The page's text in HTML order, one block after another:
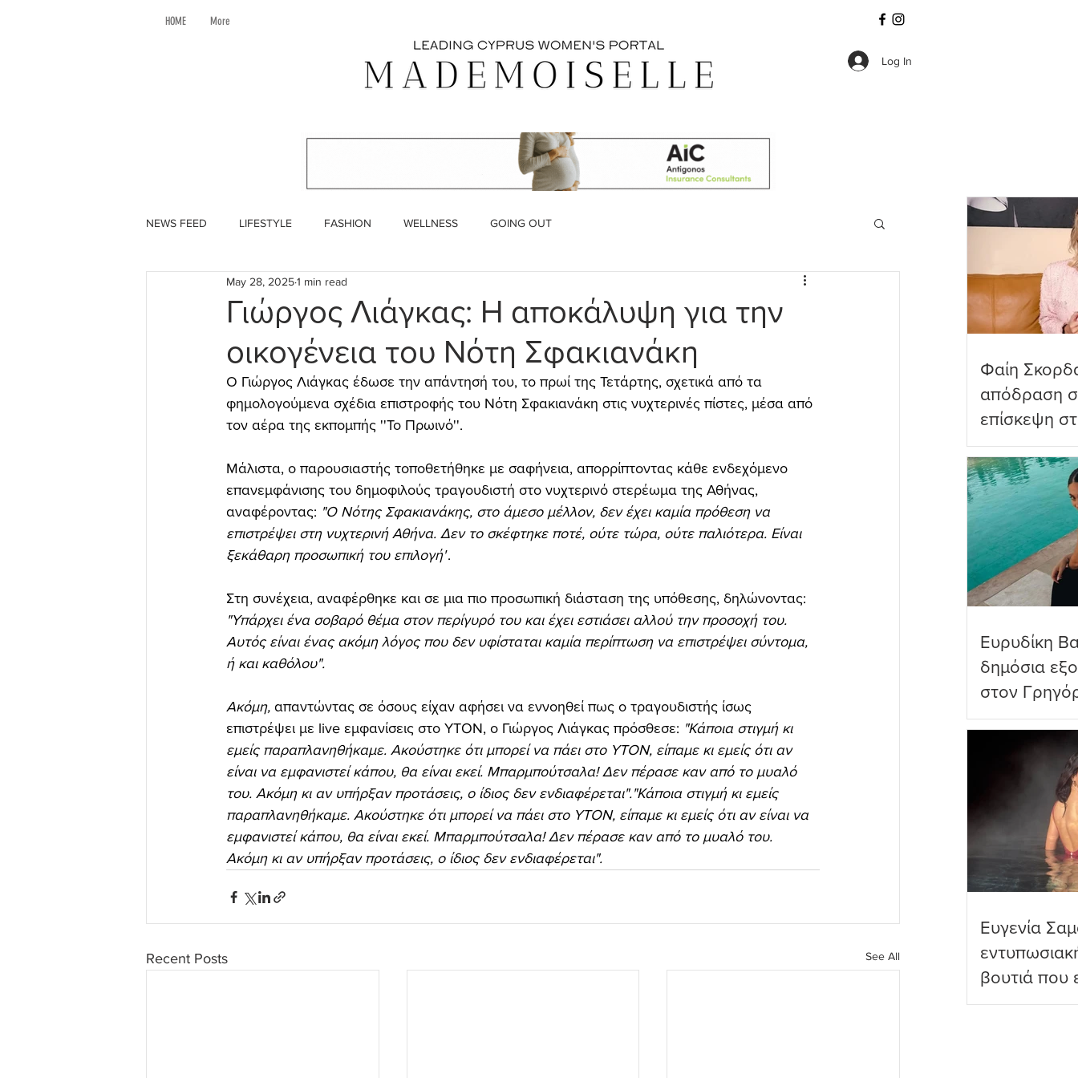
HOME More
Log In
NEWS FEED LIFESTYLE FASHION WELLNESS GOING OUT
Γιώργος Λιάγκας: Η αποκάλυψη για την
οικογένεια του Νότη Σφακιανάκη
May 28, 20251 min read
Ο Γιώργος Λιάγκας έδωσε την απάντησή του, το πρωί της Τετάρτης, σχετικά από τα
φημολογούμενα σχέδια επιστροφής του Νότη Σφακιανάκη στις νυχτερινές πίστες, μέσα από
τον αέρα της εκπομπής ''Το Πρωινό''.
Μάλιστα, ο παρουσιαστής τοποθετήθηκε με σαφήνεια, απορρίπτοντας κάθε ενδεχόμενο
επανεμφάνισης του δημοφιλούς τραγουδιστή στο νυχτερινό στερέωμα της Αθήνας,
αναφέροντας: "Ο Νότης Σφακιανάκης, στο άμεσο μέλλον, δεν έχει καμία πρόθεση να
επιστρέψει στη νυχτερινή Αθήνα. Δεν το σκέφτηκε ποτέ, ούτε τώρα, ούτε παλιότερα. Είναι
ξεκάθαρη προσωπική του επιλογή".
Στη συνέχεια, αναφέρθηκε και σε μια πιο προσωπική διάσταση της υπόθεσης, δηλώνοντας:
"Υπάρχει ένα σοβαρό θέμα στον περίγυρό του και έχει εστιάσει αλλού την προσοχή του.
Αυτός είναι ένας ακόμη λόγος που δεν υφίσταται καμία περίπτωση να επιστρέψει σύντομα,
ή και καθόλου".
Ακόμη, απαντώντας σε όσους είχαν αφήσει να εννοηθεί πως ο τραγουδιστής ίσως
επιστρέψει με live εμφανίσεις στο YTON, ο Γιώργος Λιάγκας πρόσθεσε: "Κάποια στιγμή κι
εμείς παραπλανηθήκαμε. Ακούστηκε ότι μπορεί να πάει στο YTON, είπαμε κι εμείς ότι αν
είναι να εμφανιστεί κάπου, θα είναι εκεί. Μπαρμπούτσαλα! Δεν πέρασε καν από το μυαλό
του. Ακόμη κι αν υπήρξαν προτάσεις, ο ίδιος δεν ενδιαφέρεται"."Κάποια στιγμή κι εμείς
παραπλανηθήκαμε. Ακούστηκε ότι μπορεί να πάει στο YTON, είπαμε κι εμείς ότι αν είναι να
εμφανιστεί κάπου, θα είναι εκεί. Μπαρμπούτσαλα! Δεν πέρασε καν από το μυαλό του.
Ακόμη κι αν υπήρξαν προτάσεις, ο ίδιος δεν ενδιαφέρεται".
Recent Posts See All
Φαίη
απόδραση
επίσκεψη
Πανορμίτη
Ευρυδίκη
δημόσια
στον
όνειρα
Ευγενία
βουτιά που